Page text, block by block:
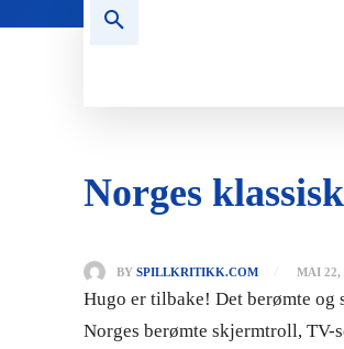
Norges
BY SPILLKRITIKK.COM MAI 22,
Hugo er tilbake! Det berømte
Norges berømte skjermtroll, TV-